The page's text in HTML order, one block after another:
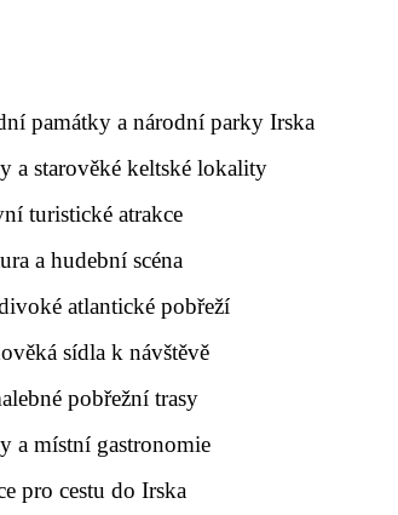
památky a národní parky Irska
a starověké keltské lokality
turistické atrakce
a hudební scéna
atlantické pobřeží
sídla k návštěvě
pobřežní trasy
a místní gastronomie
pro cestu do Irska